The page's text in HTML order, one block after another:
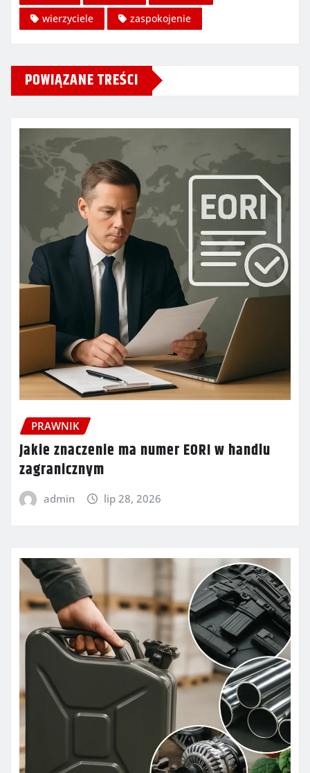
wierzyciele zaspokojenie
POWIĄZANE TREŚCI
PRAWNIK
Jakie znaczenie ma numer EORI w handlu
zagranicznym
admin lip 28, 2026